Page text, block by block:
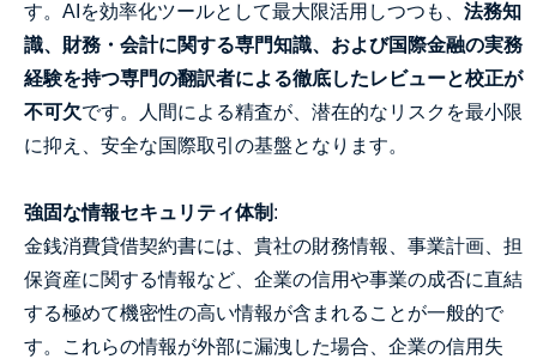
す。AIを効率化ツールとして最大限活用しつつも、 法務知
識、財務・会計に関する専門知識、および国際金融の実務
経験を持つ専門の翻訳者による徹底したレビューと校正が
不可欠です。人間による精査が、潜在的なリスクを最小限
に抑え、安全な国際取引の基盤となります。
強固な情報セキュリティ体制 :
金銭消費貸借契約書には、貴社の財務情報、事業計画、担
保資産に関する情報など、企業の信用や事業の成否に直結
する極めて機密性の高い情報が含まれることが一般的で
す。これらの情報が外部に漏洩した場合、企業の信用失